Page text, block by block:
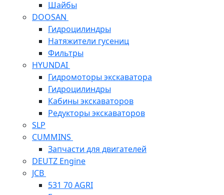
Шайбы
DOOSAN
Гидроцилиндры
Натяжители гусениц
Фильтры
HYUNDAI
Гидромоторы экскаватора
Гидроцилиндры
Кабины экскаваторов
Редукторы экскаваторов
SLP
CUMMINS
Запчасти для двигателей
DEUTZ Engine
JCB
531 70 AGRI